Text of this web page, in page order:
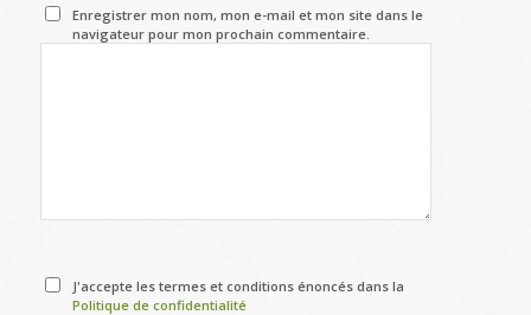
Enregistrer mon nom, mon e-mail et mon site dans le
navigateur pour mon prochain commentaire.
J'accepte les termes et conditions énoncés dans la
Politique de confidentialité